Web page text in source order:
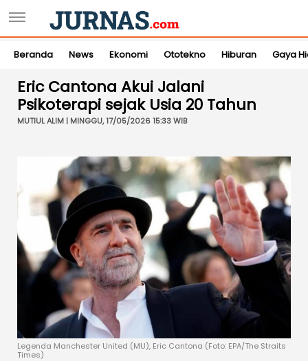
Beranda News Ekonomi Ototekno Hiburan Gaya
Eric Cantona Akui Jalani
Psikoterapi sejak Usia 20 Tahun
MUTIUL ALIM | MINGGU, 17/05/2026 15:33 WIB
Legenda Manchester United (MU), Eric Cantona (Foto: EPA/The Straits
Times)